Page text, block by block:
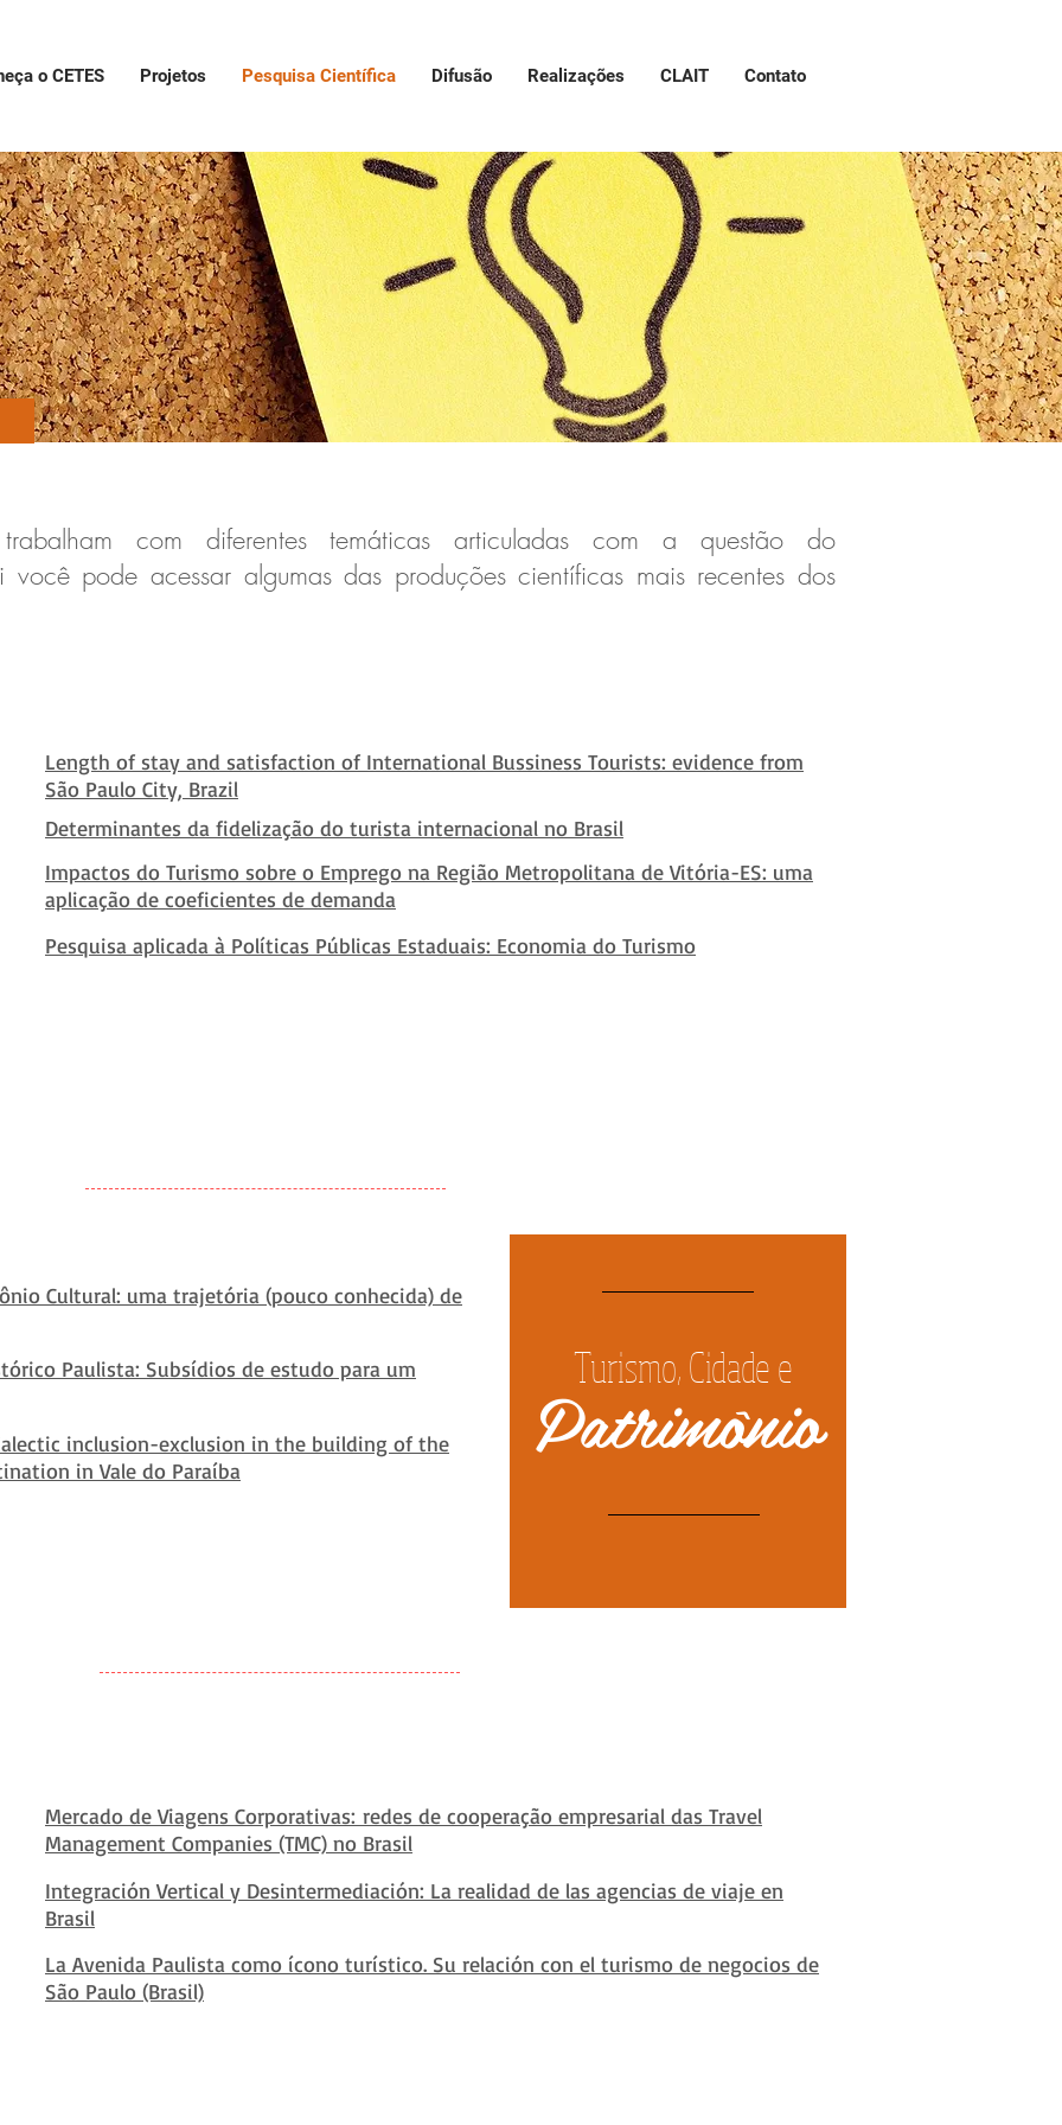
o CETES Projetos Pesquisa Científica Difusão Realizações CLAIT Contato
com diferentes temáticas articuladas com a questão do
você pode acessar algumas das produções científicas mais recentes dos
Length of stay and satisfaction of International Bussiness Tourists: evidence from
São Paulo City, Brazil
Determinantes da fidelização do turista internacional no Brasil
Impactos do Turismo sobre o Emprego na Região Metropolitana de Vitória-ES: uma
aplicação de coeficientes de demanda
Pesquisa aplicada à Políticas Públicas Estaduais: Economia do Turismo
Cultural: uma trajetória (pouco conhecida) de
Paulista: Subsídios de estudo para um
inclusion-exclusion in the building of the
in Vale do Paraíba
Turismo, Cidade e
Patrimônio
Mercado de Viagens Corporativas: redes de cooperação empresarial das Travel
Management Companies (TMC) no Brasil
Integración Vertical y Desintermediación: La realidad de las agencias de viaje en
Brasil
La Avenida Paulista como ícono turístico. Su relación con el turismo de negocios de
São Paulo (Brasil)